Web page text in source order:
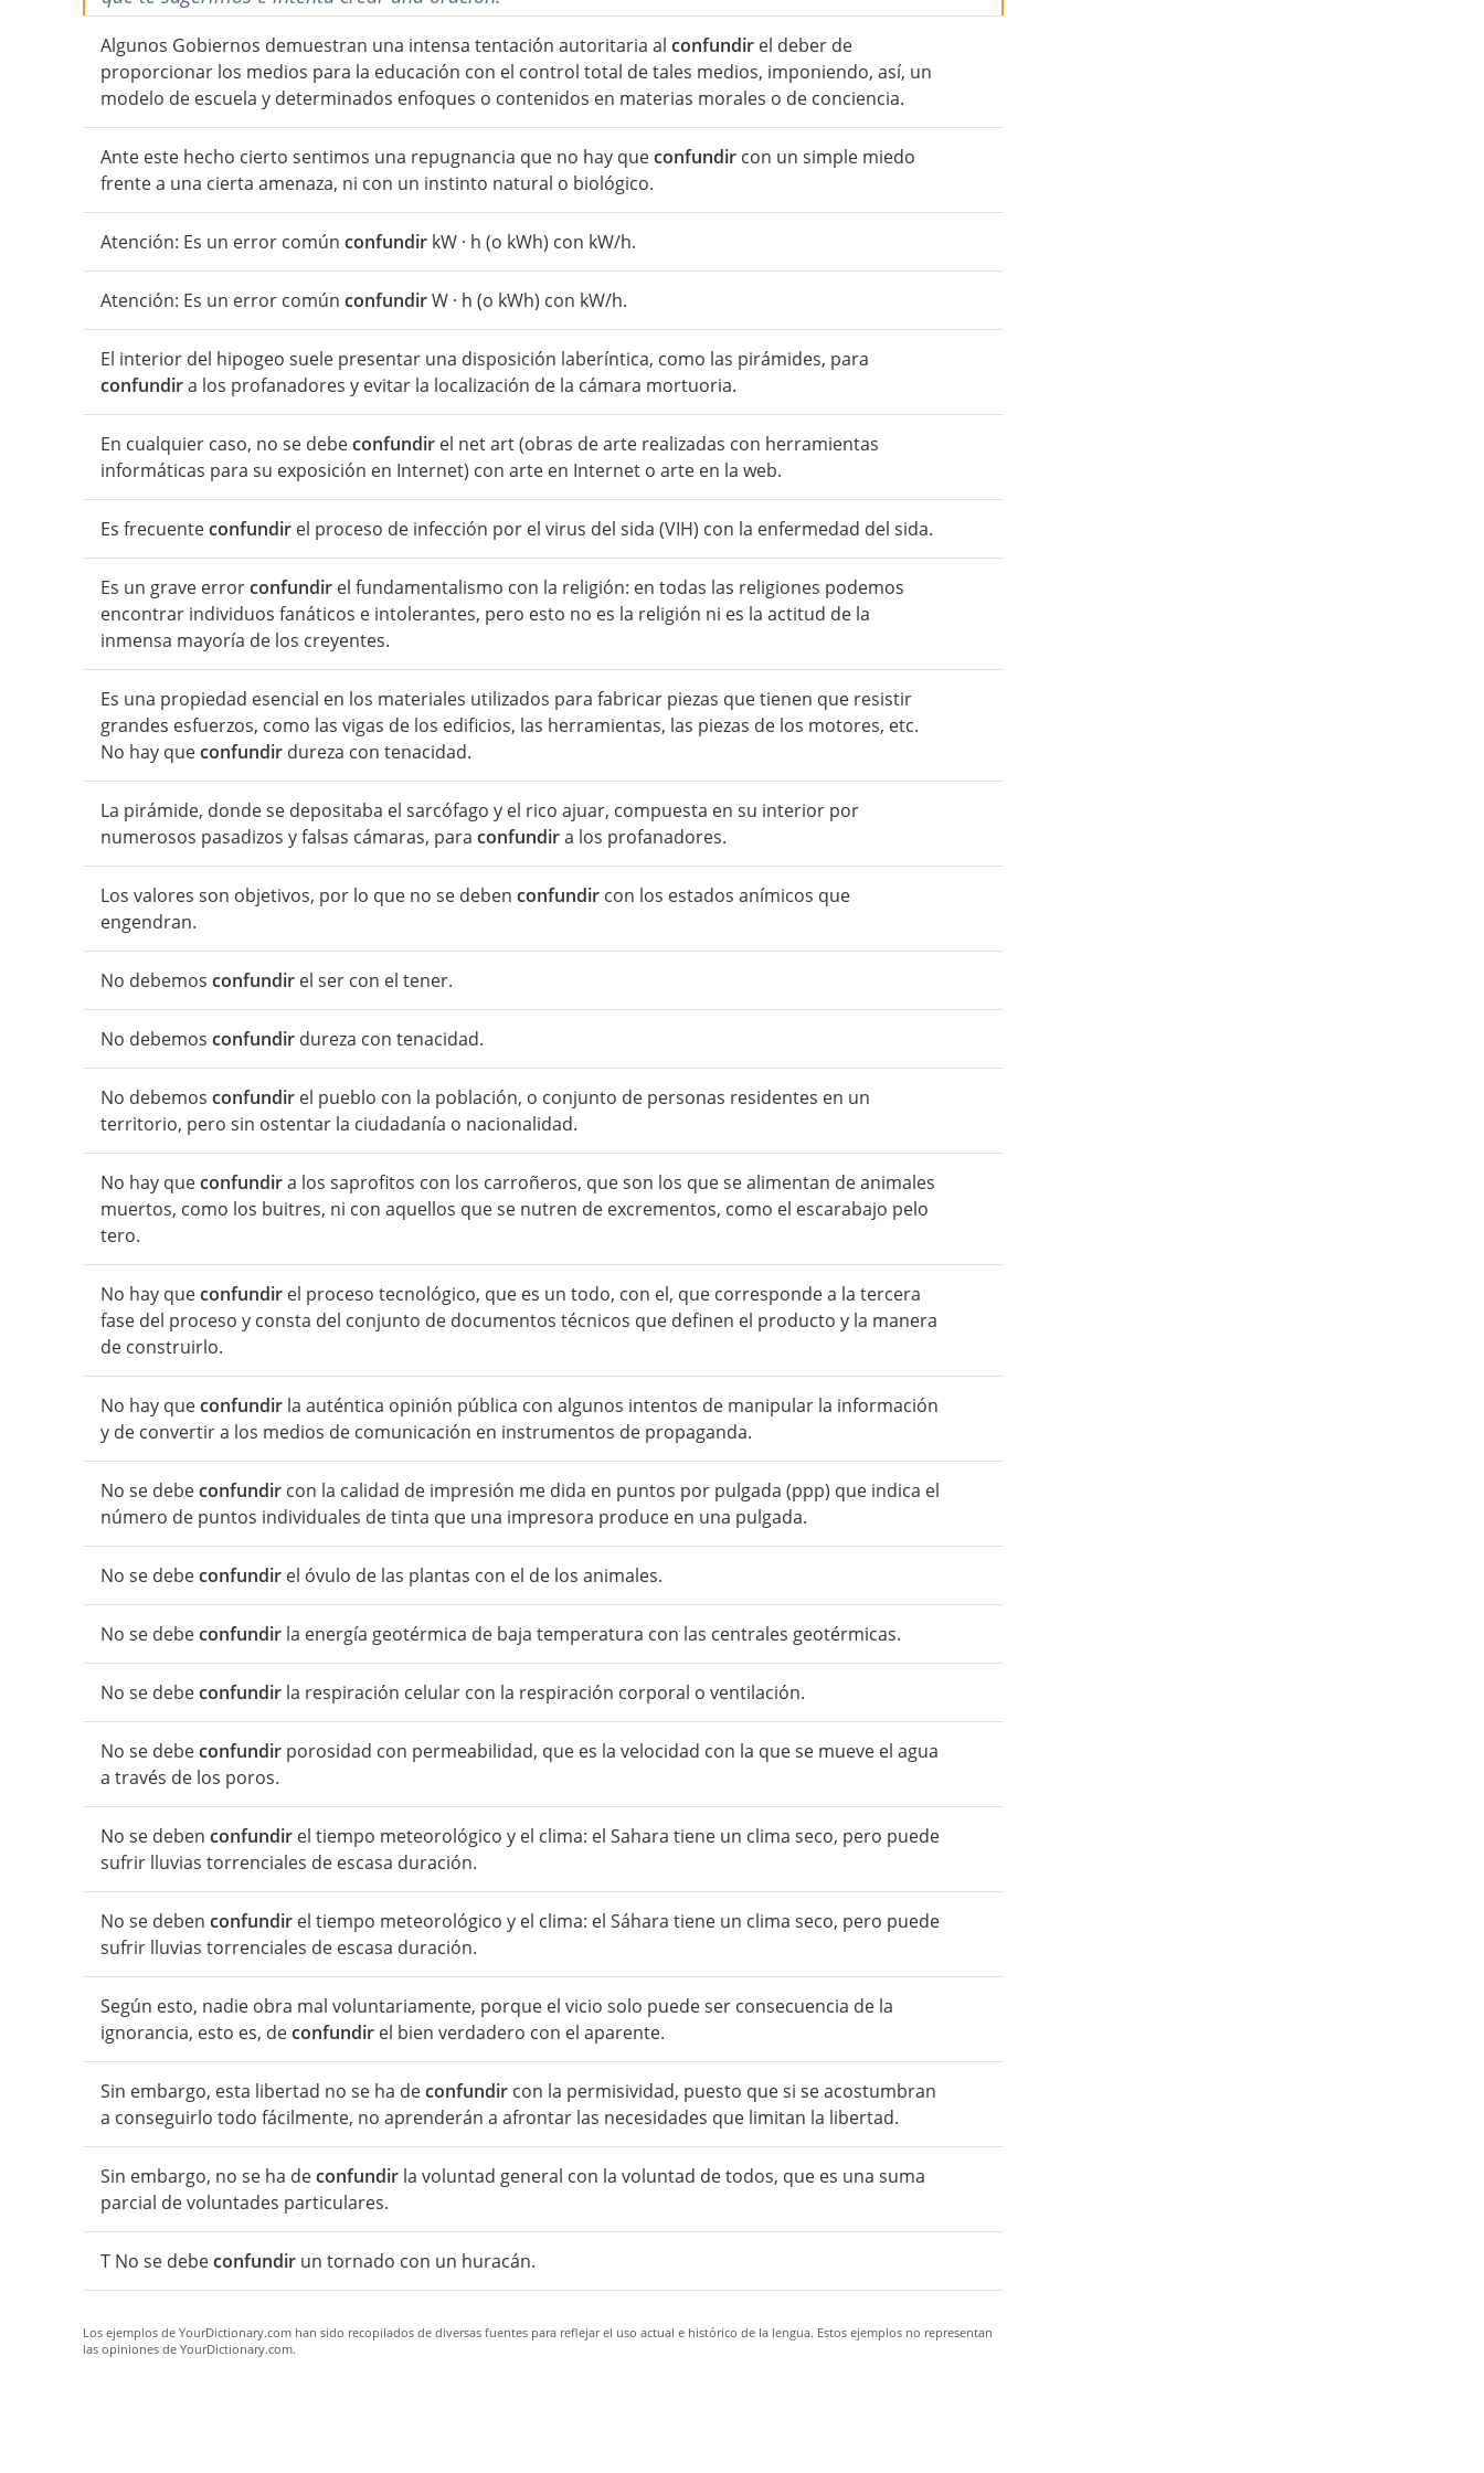
Algunos Gobiernos demuestran una intensa tentación autoritaria al confundir el deber de
proporcionar los medios para la educación con el control total de tales medios, imponiendo, así, un
modelo de escuela y determinados enfoques o contenidos en materias morales o de conciencia.
Ante este hecho cierto sentimos una repugnancia que no hay queconfundir con un simple miedo
frente a una cierta amenaza, ni con un instinto natural o biológico.
Atención: Es un error común confundir kW · h (o kWh) con kW/h.
Atención: Es un error común confundirW · h (o kWh) con kW/h.
El interior del hipogeo suele presentar una disposición laberíntica, como las pirámides, para
confundira los profanadores y evitar la localización de la cámara mortuoria.
En cualquier caso, no se debeconfundir el net art (obras de arte realizadas con herramientas
informáticas para su exposición en Internet) con arte en Internet o arte en la web.
Es frecuenteconfundir el proceso de infección por el virus del sida (VIH) con la enfermedad del sida.
Es un grave errorconfundir el fundamentalismo con la religión: en todas las religiones podemos
encontrar individuos fanáticos e intolerantes, pero esto no es la religión ni es la actitud de la
inmensa mayoría de los creyentes.
Es una propiedad esencial en los materiales utilizados para fabricar piezas que tienen que resistir
grandes esfuerzos, como las vigas de los edificios, las herramientas, las piezas de los motores, etc.
No hay queconfundir dureza con tenacidad.
La pirámide, donde se depositaba el sarcófago y el rico ajuar, compuesta en su interior por
numerosos pasadizos y falsas cámaras, para confundira los profanadores.
Los valores son objetivos, por lo que no se deben confundir con los estados anímicos que
engendran.
No debemos confundir el ser con el tener.
No debemos confundir dureza con tenacidad.
No debemos confundir el pueblo con la población, o conjunto de personas residentes en un
territorio, pero sin ostentar la ciudadanía o nacionalidad.
No hay queconfundira los saprofitos con los carroñeros, que son los que se alimentan de animales
muertos, como los buitres, ni con aquellos que se nutren de excrementos, como el escarabajo pelo
tero.
No hay queconfundir el proceso tecnológico, que es un todo, con el, que corresponde a la tercera
fase del proceso y consta del conjunto de documentos técnicos que definen el producto y la manera
de construirlo.
No hay queconfundir la auténtica opinión pública con algunos intentos de manipular la información
y de convertir a los medios de comunicación en instrumentos de propaganda.
No se debeconfundir con la calidad de impresión me dida en puntos por pulgada (ppp) que indica el
número de puntos individuales de tinta que una impresora produce en una pulgada.
No se debeconfundir el óvulo de las plantas con el de los animales.
No se debeconfundir la energía geotérmica de baja temperatura con las centrales geotérmicas.
No se debeconfundir la respiración celular con la respiración corporal o ventilación.
No se debeconfundir porosidad con permeabilidad, que es la velocidad con la que se mueve el agua
a través de los poros.
No se deben confundir el tiempo meteorológico y el clima: el Sahara tiene un clima seco, pero puede
sufrir lluvias torrenciales de escasa duración.
No se deben confundir el tiempo meteorológico y el clima: el Sáhara tiene un clima seco, pero puede
sufrir lluvias torrenciales de escasa duración.
Según esto, nadie obra mal voluntariamente, porque el vicio solo puede ser consecuencia de la
ignorancia, esto es, deconfundir el bien verdadero con el aparente.
Sin embargo, esta libertad no se ha deconfundir con la permisividad, puesto que si se acostumbran
a conseguirlo todo fácilmente, no aprenderán a afrontar las necesidades que limitan la libertad.
Sin embargo, no se ha deconfundir la voluntad general con la voluntad de todos, que es una suma
parcial de voluntades particulares.
T No se debeconfundir un tornado con un huracán.
Los ejemplos de YourDictionary.com han sido recopilados de diversas fuentes para reflejar el uso actual e histórico de la lengua. Estos ejemplos no representan
las opiniones de YourDictionary.com.